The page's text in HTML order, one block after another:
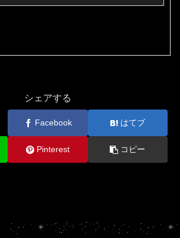
シェアする
Facebook はてブ
Pinterest コピー